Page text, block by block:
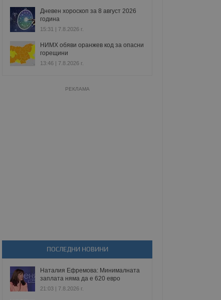
Дневен хороскоп за 8 август 2026
година
15:31 | 7.8.2026 г.
НИМХ обяви оранжев код за опасни
горещини
13:46 | 7.8.2026 г.
РЕКЛАМА
ПОСЛЕДНИ НОВИНИ
Наталия Ефремова: Минималната
заплата няма да е 620 евро
21:03 | 7.8.2026 г.